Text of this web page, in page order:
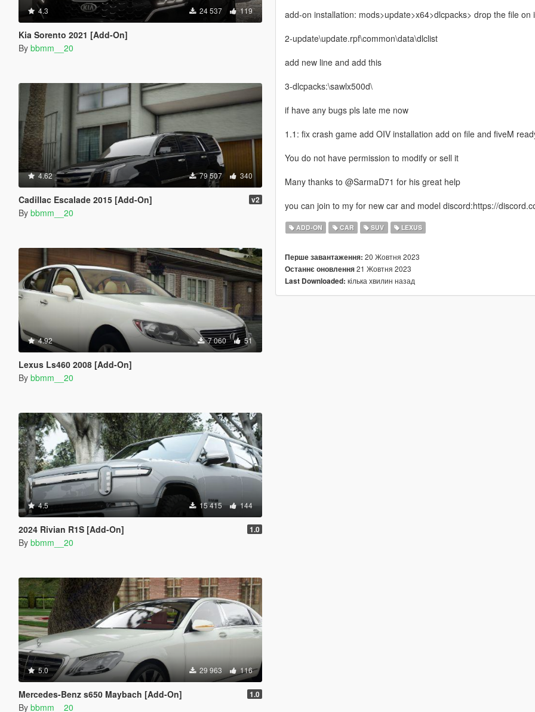
4.3 24 537 119
Kia Sorento 2021 [Add-On]
By bbmm__20
4.62 79 507 340
Cadillac Escalade 2015 [Add-On] v2
By bbmm__20
4.92 7 060 51
Lexus Ls460 2008 [Add-On]
By bbmm__20
4.5 15 415 144
2024 Rivian R1S [Add-On] 1.0
By bbmm__20
5.0 29 963 116
Mercedes-Benz s650 Maybach [Add-On] 1.0
By bbmm__20
add-on installation: mods>update>x64>dlcpacks> drop the file on
2-update\update.rpf\common\data\dlclist
add new line and add this
3-dlcpacks:\sawlx500d\
if have any bugs pls late me now
1.1: fix crash game add OIV installation add on file and fiveM
You do not have permission to modify or sell it
Many thanks to @SarmaD71 for his great help
you can join to my for new car and model discord:https://
ADD-ON CAR SUV LEXUS
Перше завантаження: 20 Жовтня 2023
Останнє оновлення21 Жовтня 2023
Last Downloaded: кілька хвилин назад